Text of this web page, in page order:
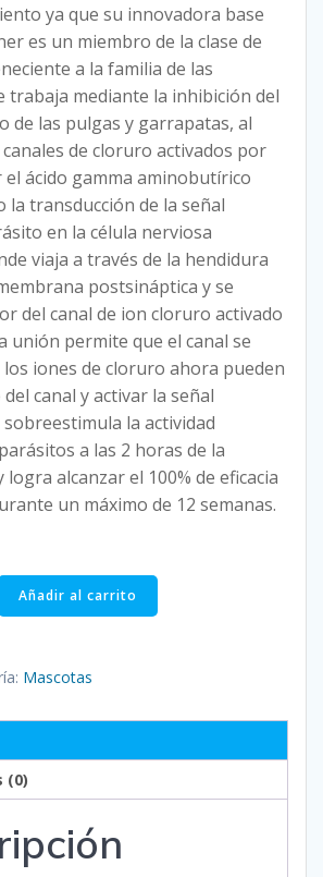
ya que su innovadora base
es un miembro de la clase de
a la familia de las
trabaja mediante la inhibición del
de las pulgas y garrapatas, al
de cloruro activados por
ácido gamma aminobutírico
la transducción de la señal
en la célula nerviosa
viaja a través de la hendidura
postsináptica y se
del canal de ion cloruro activado
unión permite que el canal se
iones de cloruro ahora pueden
canal y activar la señal
la actividad
a las 2 horas de la
alcanzar el 100% de eficacia
un máximo de 12 semanas.
Añadir al carrito
Mascotas
(0)